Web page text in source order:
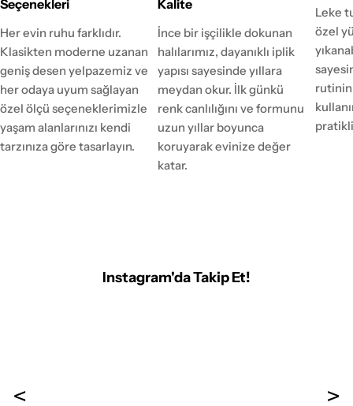
Seçenekleri
Her evin ruhu farklıdır.
Klasikten moderne uzanan
geniş desen yelpazemiz ve
her odaya uyum sağlayan
özel ölçü seçeneklerimizle
yaşam alanlarınızı kendi
tarzınıza göre tasarlayın.
Kalite
İnce bir işçilikle dokunan
halılarımız, dayanıklı iplik
yapısı sayesinde yıllara
meydan okur. İlk günkü
renk canlılığını ve formunu
uzun yıllar boyunca
koruyarak evinize değer
katar.
Leke
özel
Instagram'da Takip Et!